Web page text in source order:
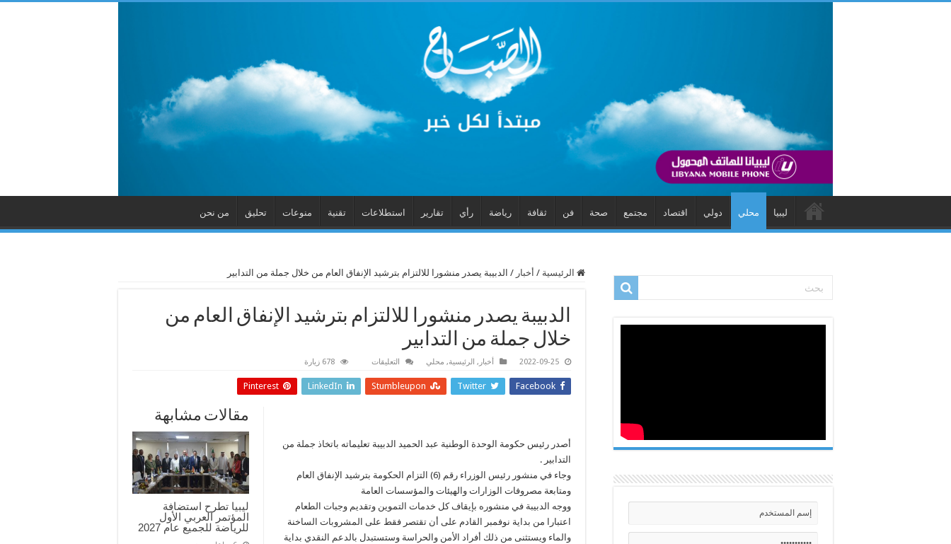
ليبيا محلي دولي اقتصاد مجتمع صحة فن ثقافة رياضة رأي تقارير استطلاعات تقنية منوعات تحليق من نحن
الرئيسية / أخبار / الدبيبة يصدر منشورا للالتزام بترشيد الإنفاق العام من خلال جملة من التدابير
الدبيبة يصدر منشورا للالتزام بترشيد الإنفاق العام من
خلال جملة من التدابير
2022-09-25 أخبار , الرئيسية, محلي التعليقات
يصدر
منشورا
خلال
التدابير
مغلقة
678 زيارة
Facebook
Twitter
Stumbleupon
LinkedIn
Pinterest
مقالات مشابهة
ليبيا تطرح استضافة
المؤتمر العربي الأول
للرياضة للجميع عام 2027
أصدر رئيس حكومة الوحدة الوطنية عبد الحميد الدبيبة تعليماته باتخاذ جملة من
التدابير .
وجاء في منشور رئيس الوزراء رقم (6) التزام الحكومة بترشيد الإنفاق العام
ومتابعة مصروفات الوزارات والهيئات والمؤسسات العامة
ووجه الدبيبة في منشوره بإيقاف كل خدمات التموين وتقديم وجبات الطعام
اعتبارا من بداية نوفمبر القادم على أن تقتصر فقط على المشروبات الساخنة
والماء ويستثنى من ذلك أفراد الأمن والحراسة وستستبدل بالدعم النقدي بداية